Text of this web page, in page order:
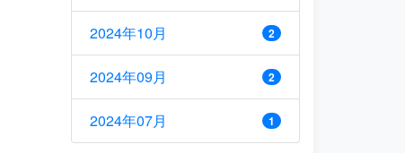
2024年10月 2
2024年09月 2
2024年07月 1